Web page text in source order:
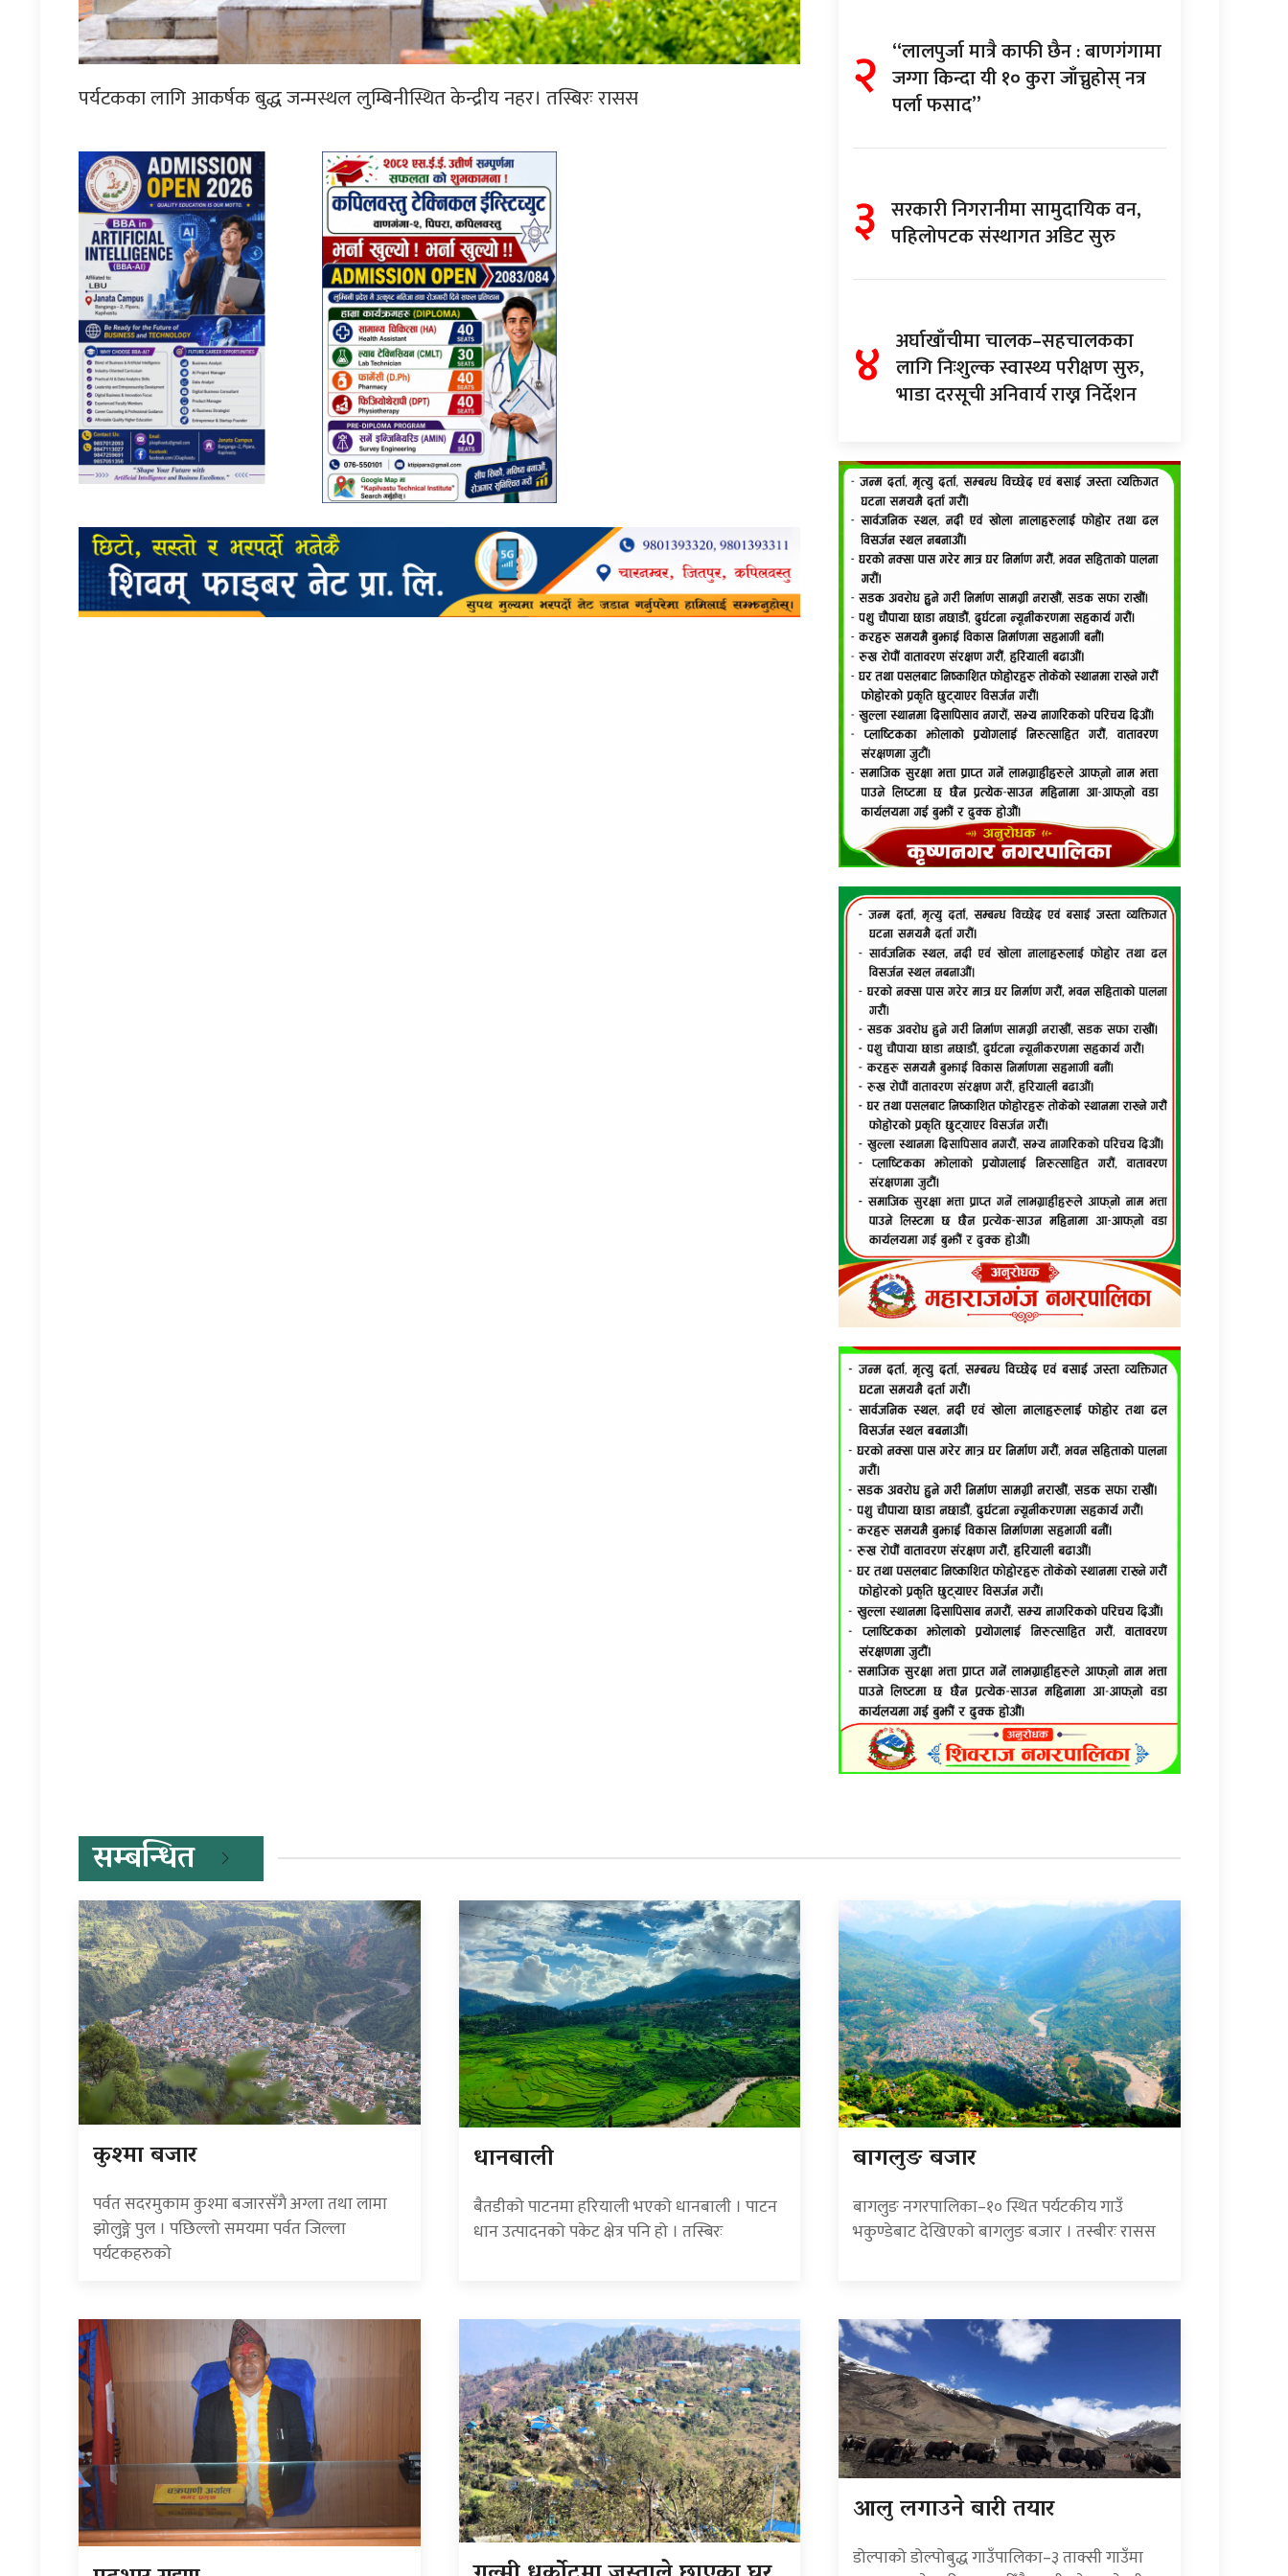
पर्यटकका लागि आकर्षक बुद्ध जन्मस्थल लुम्बिनीस्थित केन्द्रीय नहर। तस्बिरः रासस २ “लालपुर्जा मात्रै काफी छैन : बाणगंगामा
जग्गा किन्दा यी १० कुरा जाँच्नुहोस् नत्र
पर्ला फसाद”
३ सरकारी निगरानीमा सामुदायिक वन,
पहिलोपटक संस्थागत अडिट सुरु
४ अर्घाखाँचीमा चालक–सहचालकका
लागि निःशुल्क स्वास्थ्य परीक्षण सुरु,
भाडा दरसूची अनिवार्य राख्न निर्देशन
सम्बन्धित
कुश्मा बजार
पर्वत सदरमुकाम कुश्मा बजारसँगै अग्ला तथा लामा
झोलुङ्गे पुल । पछिल्लो समयमा पर्वत जिल्ला
पर्यटकहरुको
धानबाली
बैतडीको पाटनमा हरियाली भएको धानबाली । पाटन
धान उत्पादनको पकेट क्षेत्र पनि हो । तस्बिरः
बागलुङ बजार
बागलुङ नगरपालिका–१० स्थित पर्यटकीय गाउँ
भकुण्डेबाट देखिएको बागलुङ बजार । तस्बीरः रासस
आलु लगाउने बारी तयार
डोल्पाको डोल्पोबुद्ध गाउँपालिका–३ ताक्सी गाउँमा